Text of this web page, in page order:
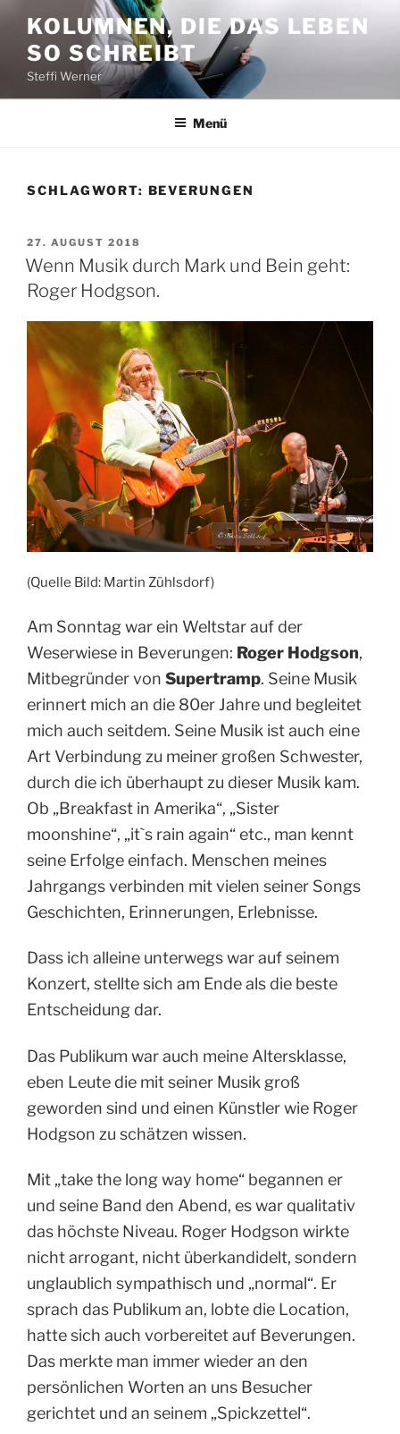
Inhalt
springen
KOLUMNEN, DIE DAS LEBEN
SO SCHREIBT
Steffi Werner
Menü
SCHLAGWORT: BEVERUNGEN
VERÖFFENTLICHT
AM
27. AUGUST 2018
Wenn Musik durch Mark und Bein geht:
Roger Hodgson.
(Quelle Bild: Martin Zühlsdorf)
Am Sonntag war ein Weltstar auf der
Weserwiese in Beverungen: Roger Hodgson,
Mitbegründer von Supertramp. Seine Musik
erinnert mich an die 80er Jahre und begleitet
mich auch seitdem. Seine Musik ist auch eine
Art Verbindung zu meiner großen Schwester,
durch die ich überhaupt zu dieser Musik kam.
Ob „Breakfast in Amerika“, „Sister
moonshine“, „it`s rain again“ etc., man kennt
seine Erfolge einfach. Menschen meines
Jahrgangs verbinden mit vielen seiner Songs
Geschichten, Erinnerungen, Erlebnisse.
Dass ich alleine unterwegs war auf seinem
Konzert, stellte sich am Ende als die beste
Entscheidung dar.
Das Publikum war auch meine Altersklasse,
eben Leute die mit seiner Musik groß
geworden sind und einen Künstler wie Roger
Hodgson zu schätzen wissen.
Mit „take the long way home“ begannen er
und seine Band den Abend, es war qualitativ
das höchste Niveau. Roger Hodgson wirkte
nicht arrogant, nicht überkandidelt, sondern
unglaublich sympathisch und „normal“. Er
sprach das Publikum an, lobte die Location,
hatte sich auch vorbereitet auf Beverungen.
Das merkte man immer wieder an den
persönlichen Worten an uns Besucher
gerichtet und an seinem „Spickzettel“.